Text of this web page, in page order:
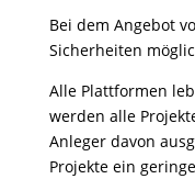
Bei dem Angebot
Sicherheiten
Alle Plattformen
werden alle
Anleger davon
Projekte ein